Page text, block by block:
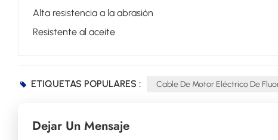
Alta resistencia a la abrasión
Resistente al aceite
ETIQUETAS POPULARES : Cable De Motor Eléctrico De
Dejar Un Mensaje